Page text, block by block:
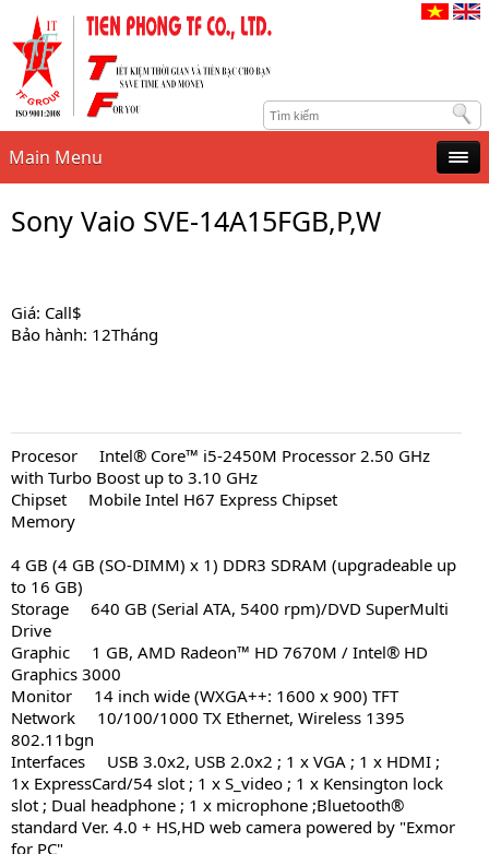
Main Menu
Sony Vaio SVE-14A15FGB,P,W
Giá: Call$
Bảo hành: 12Tháng
Procesor Intel® Core™ i5-2450M Processor 2.50 GHz
with Turbo Boost up to 3.10 GHz
Chipset Mobile Intel H67 Express Chipset
Memory
4 GB (4 GB (SO-DIMM) x 1) DDR3 SDRAM (upgradeable up
to 16 GB)
Storage 640 GB (Serial ATA, 5400 rpm)/DVD SuperMulti
Drive
Graphic 1 GB, AMD Radeon™ HD 7670M / Intel® HD
Graphics 3000
Monitor 14 inch wide (WXGA++: 1600 x 900) TFT
Network 10/100/1000 TX Ethernet, Wireless 1395
802.11bgn
Interfaces USB 3.0x2, USB 2.0x2 ; 1 x VGA ; 1 x HDMI ;
1x ExpressCard/54 slot ; 1 x S_video ; 1 x Kensington lock
slot ; Dual headphone ; 1 x microphone ;Bluetooth®
standard Ver. 4.0 + HS,HD web camera powered by "Exmor
for PC"